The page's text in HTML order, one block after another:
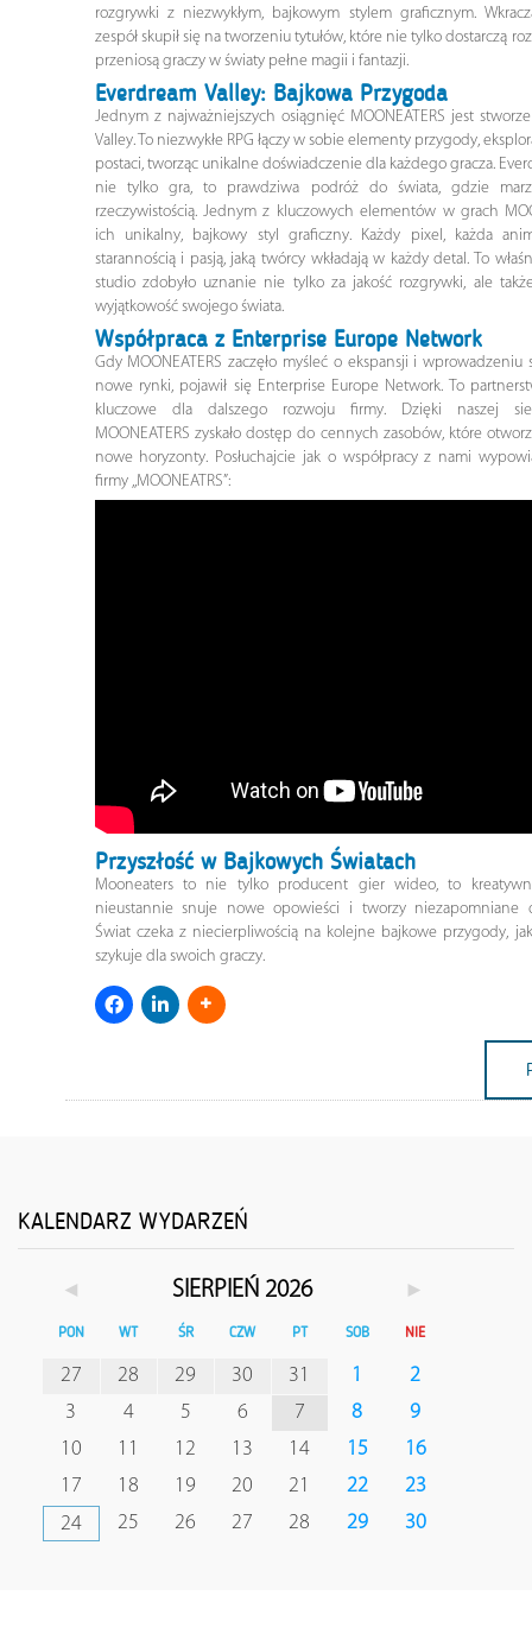
rozgrywki z niezwykłym, bajkowym stylem graficznym.
zespół skupił się na tworzeniu tytułów, które nie tylko dostarczą
przeniosą graczy w światy pełne magii i fantazji.
Everdream Valley: Bajkowa Przygoda
Jednym z najważniejszych osiągnięć MOONEATERS jest
Valley. To niezwykłe RPG łączy w sobie elementy przygody,
postaci, tworząc unikalne doświadczenie dla każdego gracza.
nie tylko gra, to prawdziwa podróż do świata, gdzie
rzeczywistością. Jednym z kluczowych elementów w grach
ich unikalny, bajkowy styl graficzny. Każdy pixel, każda
starannością i pasją, jaką twórcy wkładają w każdy detal. To
studio zdobyło uznanie nie tylko za jakość rozgrywki, ale
wyjątkowość swojego świata.
Współpraca z Enterprise Europe Network
Gdy MOONEATERS zaczęło myśleć o ekspansji i
nowe rynki, pojawił się Enterprise Europe Network. To
kluczowe dla dalszego rozwoju firmy. Dzięki naszej
MOONEATERS zyskało dostęp do cennych zasobów, które
nowe horyzonty. Posłuchajcie jak o współpracy z nami
firmy ,,MOONEATRS”:
Przyszłość w Bajkowych Światach
Mooneaters to nie tylko producent gier wideo, to
nieustannie snuje nowe opowieści i tworzy niezapomniane
Świat czeka z niecierpliwością na kolejne bajkowe przygody,
szykuje dla swoich graczy.
KALENDARZ WYDARZEŃ
◄ SIERPIEŃ 2026 ►
PON WT ŚR CZW PT SOB NIE
27 28 29 30 31 1
2
3
4 5 6 7 8
9
10
11 12 13 14 15
16
17
18 19 20 21 22
23
24
25 26 27 28 29 30